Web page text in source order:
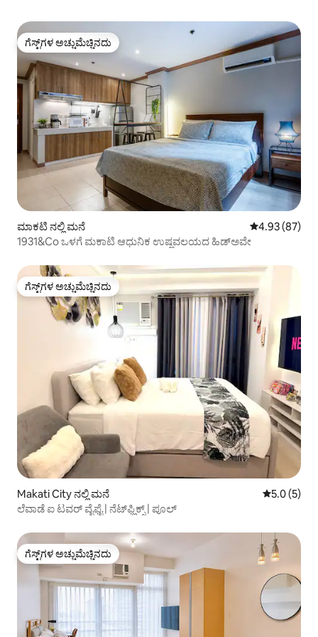
ಗೆಸ್ಟ್‌ಗಳ ಅಚ್ಚುಮೆಚ್ಚಿನದು
ಗೆಸ್ಟ್‌ಗಳ ಅಚ್ಚುಮೆಚ್ಚಿನದು
ಮಾಕಟಿ ನಲ್ಲಿ ಮನೆ 5 ರಲ್ಲಿ 4.93
4.93 (87)
1931&Co ಒಳಗೆ ಮಕಾಟಿ ಆಧುನಿಕ ಉಷ್ಣವಲಯದ ಹಿಡ್‌ಅವೇ
ಗೆಸ್ಟ್‌ಗಳ ಅಚ್ಚುಮೆಚ್ಚಿನದು
ಗೆಸ್ಟ್‌ಗಳ ಅಚ್ಚುಮೆಚ್ಚಿನದು
Makati City ನಲ್ಲಿ ಮನೆ 5 ರಲ್ಲಿ 5.0
5.0 (5)
ಲೆವಾಡೆ ಐ ಟವರ್ ವೈಫೈ | ನೆಟ್‌ಫ್ಲಿಕ್ಸ್ | ಪೂಲ್
ಗೆಸ್ಟ್‌ಗಳ ಅಚ್ಚುಮೆಚ್ಚಿನದು
ಗೆಸ್ಟ್‌ಗಳ ಅಚ್ಚುಮೆಚ್ಚಿನದು